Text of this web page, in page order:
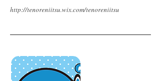
http://tenoreniitsu.wix.com/tenoreniitsu